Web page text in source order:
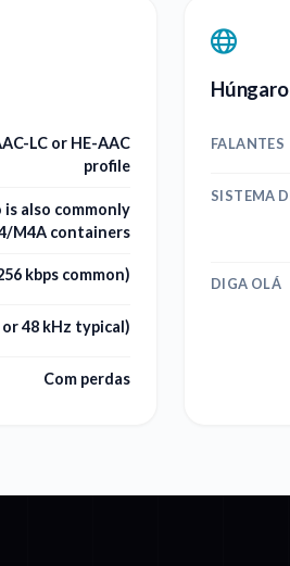
LC or HE-AAC
profile
is also commonly
M4A containers
kbps common)
or 48 kHz typical)
Com perdas
FALANTES
SISTEMA
DIGA OLÁ